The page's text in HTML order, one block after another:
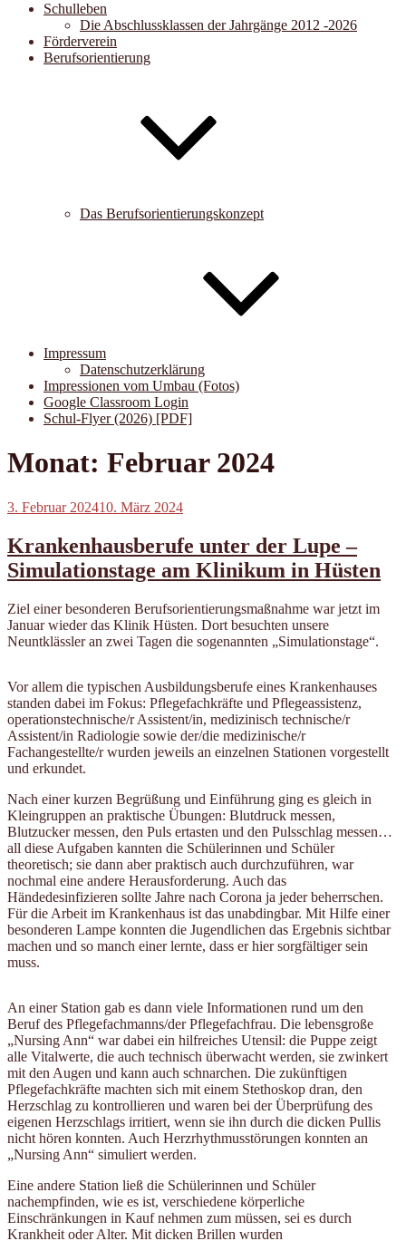
Schulleben
Die Abschlussklassen der Jahrgänge 2012 -2026
Förderverein
Berufsorientierung
Das Berufsorientierungskonzept
Impressum
Datenschutzerklärung
Impressionen vom Umbau (Fotos)
Google Classroom Login
Schul-Flyer (2026) [PDF]
Monat: Februar 2024
Veröffentlicht
3. Februar 202410. März 2024
Krankenhausberufe unter der Lupe –
Simulationstage am Klinikum in Hüsten
Ziel einer besonderen Berufsorientierungsmaßnahme war jetzt im
Januar wieder das Klinik Hüsten. Dort besuchten unsere
Neuntklässler an zwei Tagen die sogenannten „Simulationstage“.
Vor allem die typischen Ausbildungsberufe eines Krankenhauses
standen dabei im Fokus: Pflegefachkräfte und Pflegeassistenz,
operationstechnische/r Assistent/in, medizinisch technische/r
Assistent/in Radiologie sowie der/die medizinische/r
Fachangestellte/r wurden jeweils an einzelnen Stationen vorgestellt
und erkundet.
Nach einer kurzen Begrüßung und Einführung ging es gleich in
Kleingruppen an praktische Übungen: Blutdruck messen,
Blutzucker messen, den Puls ertasten und den Pulsschlag messen…
all diese Aufgaben kannten die Schülerinnen und Schüler
theoretisch; sie dann aber praktisch auch durchzuführen, war
nochmal eine andere Herausforderung. Auch das
Händedesinfizieren sollte Jahre nach Corona ja jeder beherrschen.
Für die Arbeit im Krankenhaus ist das unabdingbar. Mit Hilfe einer
besonderen Lampe konnten die Jugendlichen das Ergebnis sichtbar
machen und so manch einer lernte, dass er hier sorgfältiger sein
muss.
An einer Station gab es dann viele Informationen rund um den
Beruf des Pflegefachmanns/der Pflegefachfrau. Die lebensgroße
„Nursing Ann“ war dabei ein hilfreiches Utensil: die Puppe zeigt
alle Vitalwerte, die auch technisch überwacht werden, sie zwinkert
mit den Augen und kann auch schnarchen. Die zukünftigen
Pflegefachkräfte machten sich mit einem Stethoskop dran, den
Herzschlag zu kontrollieren und waren bei der Überprüfung des
eigenen Herzschlags irritiert, wenn sie ihn durch die dicken Pullis
nicht hören konnten. Auch Herzrhythmusstörungen konnten an
„Nursing Ann“ simuliert werden.
Eine andere Station ließ die Schülerinnen und Schüler
nachempfinden, wie es ist, verschiedene körperliche
Einschränkungen in Kauf nehmen zum müssen, sei es durch
Krankheit oder Alter. Mit dicken Brillen wurden